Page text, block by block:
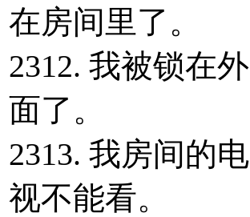
在房间里了。
2312. 我被锁在外
面了。
2313. 我房间的电
视不能看。